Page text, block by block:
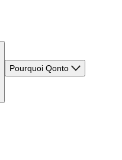
Pourquoi Qonto